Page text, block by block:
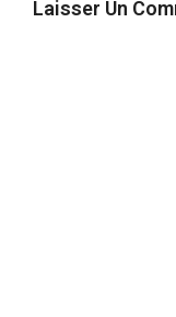
Laisser Un